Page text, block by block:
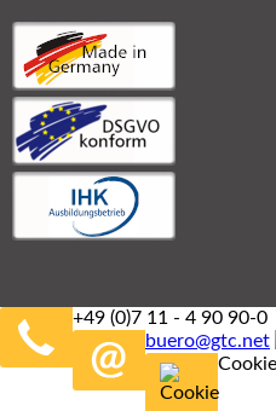
+49 (0)7 11 - 4 90 90-0
buero@gtc.net